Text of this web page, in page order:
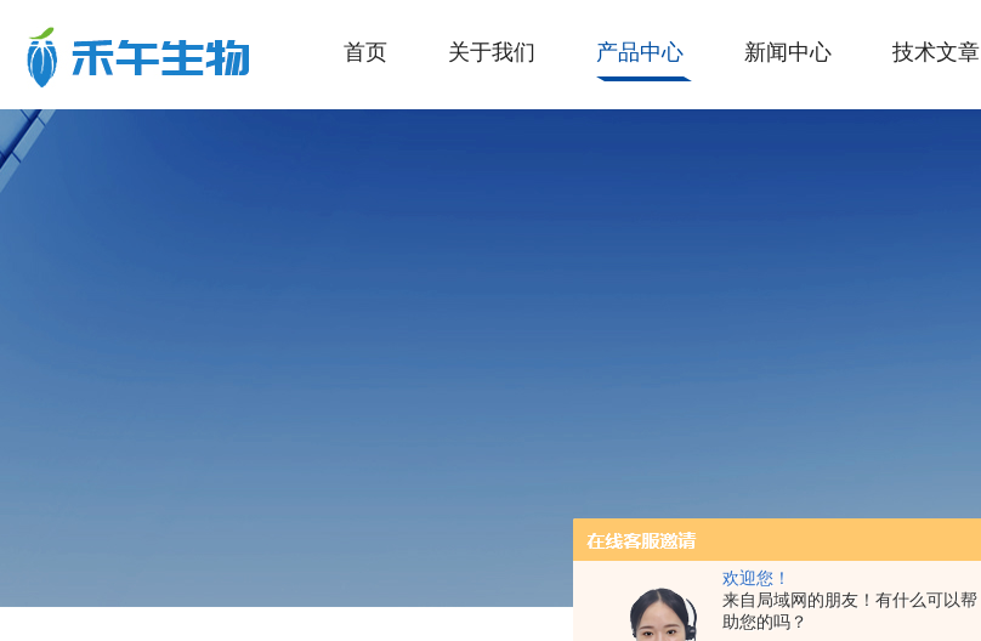
欢迎您！
来自局域网的朋友！有什么可以帮
助您的吗？
首页 关于我们 产品中心 新闻中心 技术文章